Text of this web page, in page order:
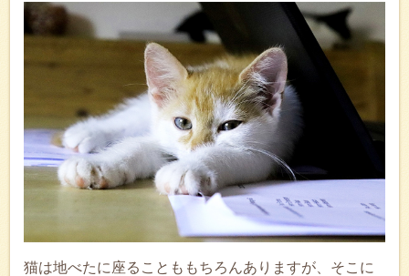
猫は地べたに座ることももちろんありますが、そこに